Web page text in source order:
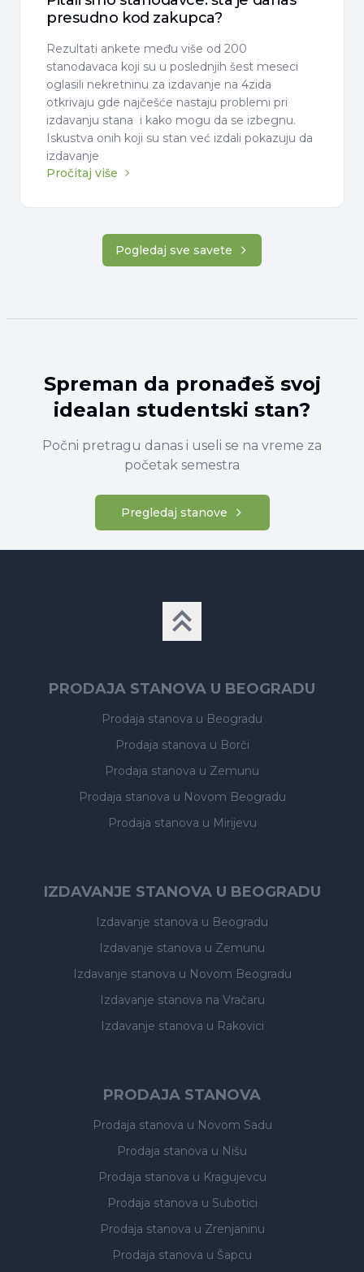
presudno kod zakupca?
Rezultati ankete među više od 200
stanodavaca koji su u poslednjih šest meseci
oglasili nekretninu za izdavanje na 4zida
otkrivaju gde najčešće nastaju problemi pri
izdavanju stana i kako mogu da se izbegnu.
Iskustva onih koji su stan već izdali pokazuju da
izdavanje
Pročitaj više
Pogledaj sve savete
Spreman da pronađeš svoj
idealan studentski stan?
Počni pretragu danas i useli se na vreme za
početak semestra
Pregledaj stanove
PRODAJA STANOVA U BEOGRADU
Prodaja stanova u Beogradu
Prodaja stanova u Borči
Prodaja stanova u Zemunu
Prodaja stanova u Novom Beogradu
Prodaja stanova u Mirijevu
IZDAVANJE STANOVA U BEOGRADU
Izdavanje stanova u Beogradu
Izdavanje stanova u Zemunu
Izdavanje stanova u Novom Beogradu
Izdavanje stanova na Vračaru
Izdavanje stanova u Rakovici
PRODAJA STANOVA
Prodaja stanova u Novom Sadu
Prodaja stanova u Nišu
Prodaja stanova u Kragujevcu
Prodaja stanova u Subotici
Prodaja stanova u Zrenjaninu
Prodaja stanova u Šapcu